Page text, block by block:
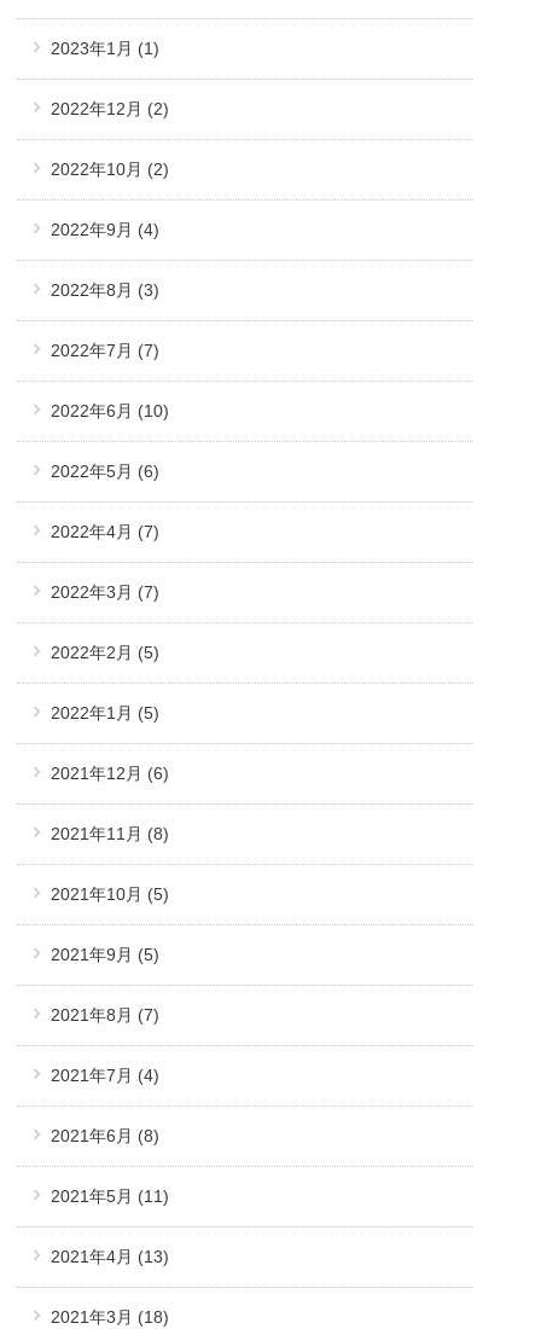
2023年1月 (1)
2022年12月 (2)
2022年10月 (2)
2022年9月 (4)
2022年8月 (3)
2022年7月 (7)
2022年6月 (10)
2022年5月 (6)
2022年4月 (7)
2022年3月 (7)
2022年2月 (5)
2022年1月 (5)
2021年12月 (6)
2021年11月 (8)
2021年10月 (5)
2021年9月 (5)
2021年8月 (7)
2021年7月 (4)
2021年6月 (8)
2021年5月 (11)
2021年4月 (13)
2021年3月 (18)